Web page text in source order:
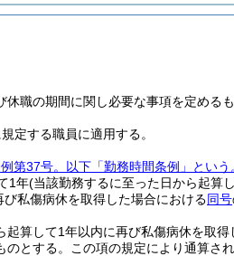
職の期間に関し必要な事項を定めるも
定する職員に適用する。
第37号。以下「勤務時間条例」という
1年(当該勤務するに至った日から起算
私傷病休を取得した場合における同号
算して1年以内に再び私傷病休を取得
とする。
この項の規定により通算さ